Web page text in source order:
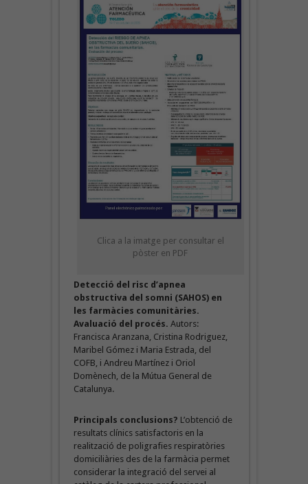
Clica a la imatge per consultar el
pòster en PDF
Detecció del risc d’apnea
obstructiva del somni (SAHOS) en
les farmàcies comunitàries.
Avaluació del procés. Autors:
Francisca Aranzana, Cristina Rodriguez,
Maribel Gómez i Maria Estrada, del
COFB, i Andreu Martínez i Oriol
Domènech, de la Mútua General de
Catalunya.
Principals conclusions? L’obtenció de
resultats clínics satisfactoris en la
realització de poligrafies respiratòries
domiciliàries des de la farmàcia permet
considerar la integració del servei al